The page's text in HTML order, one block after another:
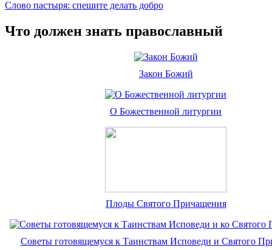
Слово пастыря: спешите делать добро
Что должен знать православный
Закон Божий
О Божественной литургии
Плоды Святого Причащения
Советы готовящемуся к Таинствам Исповеди и Святого